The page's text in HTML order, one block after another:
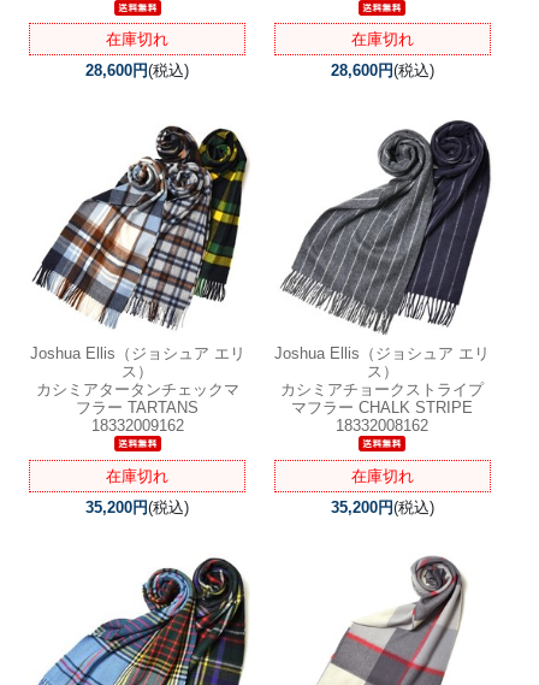
在庫切れ
28,600円(税込)
在庫切れ
28,600円(税込)
Joshua Ellis（ジョシュア エリ
ス）
カシミアタータンチェックマ
フラー TARTANS
18332009162
在庫切れ
35,200円(税込)
Joshua Ellis（ジョシュア エリ
ス）
カシミアチョークストライプ
マフラー CHALK STRIPE
18332008162
在庫切れ
35,200円(税込)